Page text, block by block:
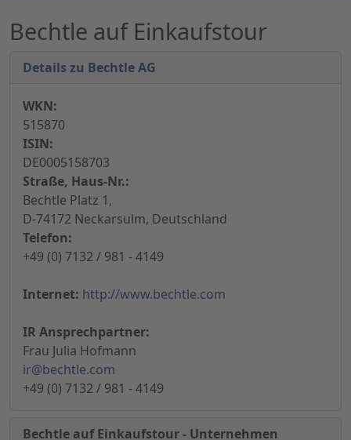
Bechtle auf Einkaufstour
Details zu Bechtle AG
WKN:
515870
ISIN:
DE0005158703
Straße, Haus-Nr.:
Bechtle Platz 1,
D-74172 Neckarsulm, Deutschland
Telefon:
+49 (0) 7132 / 981 - 4149
Internet: http://www.bechtle.com
IR Ansprechpartner:
Frau Julia Hofmann
ir@bechtle.com
+49 (0) 7132 / 981 - 4149
Bechtle auf Einkaufstour - Unternehmen